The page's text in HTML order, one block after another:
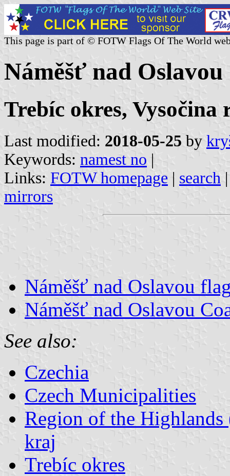
This page is part of © FOTW Flags Of The World
Náměšť nad Oslavou
Trebíc okres, Vysočina
Last modified: 2018-05-25 by
Keywords: namest no |
Links: FOTW homepage | search
mirrors
Náměšť nad Oslavou
Náměšť nad Oslavou
See also:
Czechia
Czech Municipalities
Region of the
kraj
Trebíc okres